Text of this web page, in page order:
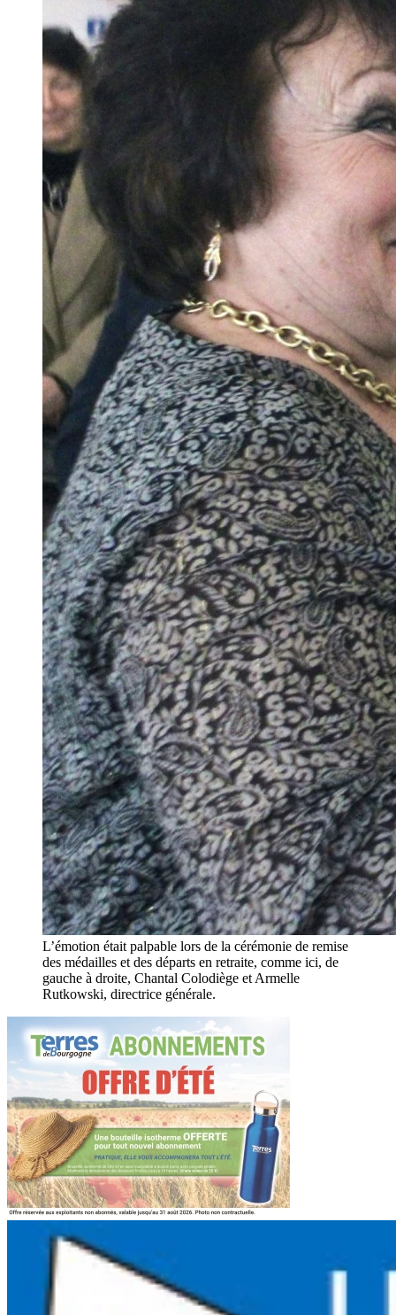
L’émotion était palpable lors de la cérémonie de remise
des médailles et des départs en retraite, comme ici, de
gauche à droite, Chantal Colodiège et Armelle
Rutkowski, directrice générale.